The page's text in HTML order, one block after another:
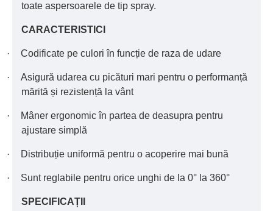
toate aspersoarele de tip spray.
CARACTERISTICI
· Codificate pe culori în funcție de raza de udare
·
Asigură udarea cu picături mari pentru o performanță
mărită și rezistență la vânt
·
Mâner ergonomic în partea de deasupra pentru
ajustare simplă
· Distribuție uniformă pentru o acoperire mai bună
· Sunt reglabile pentru orice unghi de la 0° la 360°
SPECIFICAȚII